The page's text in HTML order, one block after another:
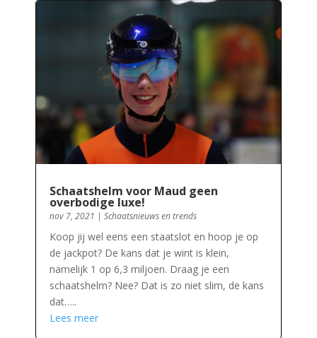
Schaatshelm voor Maud geen
overbodige luxe!
nov 7, 2021 | Schaatsnieuws en trends
Koop jij wel eens een staatslot en hoop je op
de jackpot? De kans dat je wint is klein,
namelijk 1 op 6,3 miljoen. Draag je een
schaatshelm? Nee? Dat is zo niet slim, de kans
dat…..
Lees meer